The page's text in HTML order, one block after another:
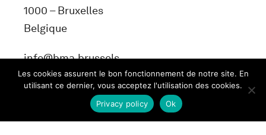
1000 – Bruxelles
Belgique
info@bma.brussels
Les cookies assurent le bon fonctionnement de notre site. En
utilisant ce dernier, vous acceptez l'utilisation des cookies.
Ok
Privacy policy